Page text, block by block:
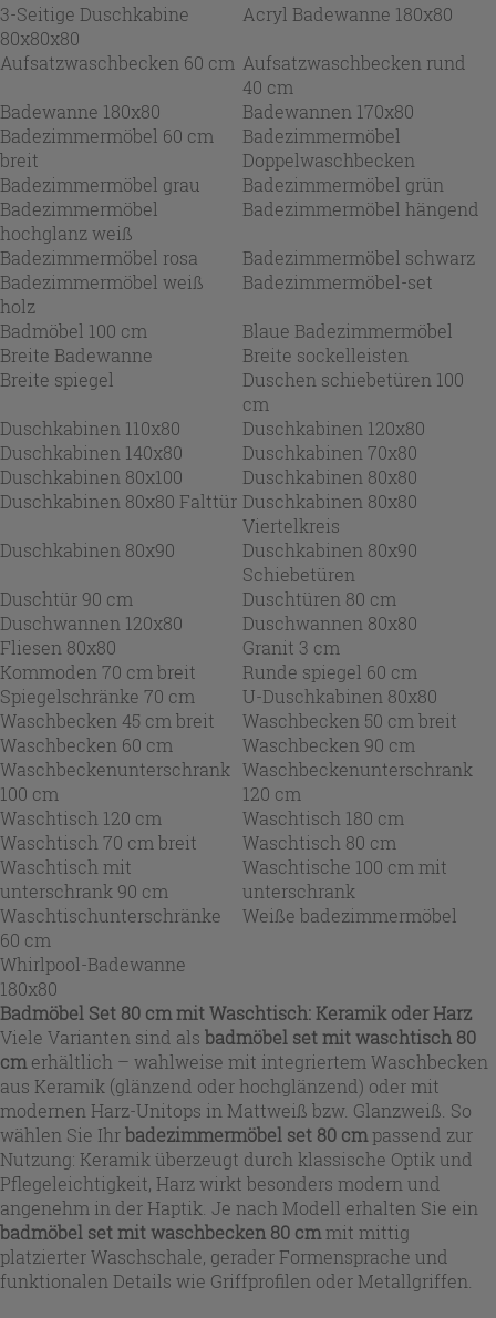
3-Seitige Duschkabine
80x80x80
Acryl Badewanne 180x80
Aufsatzwaschbecken 60 cm Aufsatzwaschbecken rund
40 cm
Badewanne 180x80
Badewannen 170x80
Badezimmermöbel 60 cm
breit
Badezimmermöbel
Doppelwaschbecken
Badezimmermöbel grau
Badezimmermöbel grün
Badezimmermöbel
hochglanz weiß
Badezimmermöbel hängend
Badezimmermöbel rosa
Badezimmermöbel schwarz
Badezimmermöbel weiß
holz
Badezimmermöbel-set
Badmöbel 100 cm
Blaue Badezimmermöbel
Breite Badewanne
Breite sockelleisten
Breite spiegel
Duschen schiebetüren 100
cm
Duschkabinen 110x80
Duschkabinen 120x80
Duschkabinen 140x80
Duschkabinen 70x80
Duschkabinen 80x100
Duschkabinen 80x80
Duschkabinen 80x80 Falttür Duschkabinen 80x80
Viertelkreis
Duschkabinen 80x90
Duschkabinen 80x90
Schiebetüren
Duschtür 90 cm
Duschtüren 80 cm
Duschwannen 120x80
Duschwannen 80x80
Fliesen 80x80
Granit 3 cm
Kommoden 70 cm breit
Runde spiegel 60 cm
Spiegelschränke 70 cm
U-Duschkabinen 80x80
Waschbecken 45 cm breit
Waschbecken 50 cm breit
Waschbecken 60 cm
Waschbecken 90 cm
Waschbeckenunterschrank
100 cm
Waschbeckenunterschrank
120 cm
Waschtisch 120 cm
Waschtisch 180 cm
Waschtisch 70 cm breit
Waschtisch 80 cm
Waschtisch mit
unterschrank 90 cm
Waschtische 100 cm mit
unterschrank
Waschtischunterschränke
60 cm
Weiße badezimmermöbel
Whirlpool-Badewanne
180x80
Badmöbel Set 80 cm mit Waschtisch: Keramik oder Harz
Viele Varianten sind als badmöbel set mit waschtisch 80
cm erhältlich – wahlweise mit integriertem Waschbecken
aus Keramik (glänzend oder hochglänzend) oder mit
modernen Harz-Unitops in Mattweiß bzw. Glanzweiß. So
wählen Sie Ihrbadezimmermöbel set 80 cmpassend zur
Nutzung: Keramik überzeugt durch klassische Optik und
Pflegeleichtigkeit, Harz wirkt besonders modern und
angenehm in der Haptik. Je nach Modell erhalten Sie ein
badmöbel set mit waschbecken 80 cmmit mittig
platzierter Waschschale, gerader Formensprache und
funktionalen Details wie Griffprofilen oder Metallgriffen.